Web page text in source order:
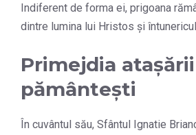
Indiferent de forma ei, prigoana
dintre lumina lui Hristos și
Primejdia
pământești
În cuvântul său, Sfântul Ignatie